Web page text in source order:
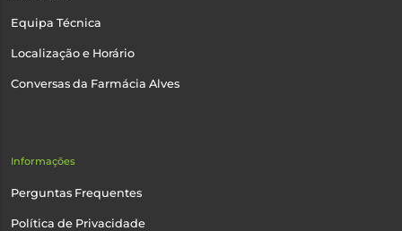
Equipa Técnica
Localização e Horário
Conversas da Farmácia Alves
Informações
Perguntas Frequentes
Política de Privacidade